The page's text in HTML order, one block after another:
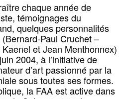
chaque année de
témoignages du
quelques personnalités
Paul Cruchet –
et Jean Menthonnex)
2004, à l’initiative de
d’art passionné par la
sous toutes ses formes.
la FAA est active dans